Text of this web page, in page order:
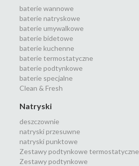
baterie wannowe
baterie natryskowe
baterie umywalkowe
baterie bidetowe
baterie kuchenne
baterie termostatyczne
baterie podtynkowe
baterie specjalne
Clean & Fresh
Natryski
deszczownie
natryski przesuwne
natryski punktowe
Zestawy podtynkowe termostatyczne
Zestawy podtynkowe